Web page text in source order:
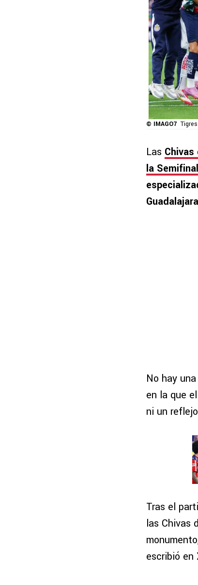
© IMAGO7
Las
la
No hay
en la que
ni un
Tras el
las Chivas
escribió en